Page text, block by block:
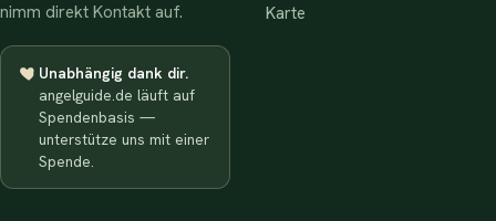
nimm direkt Kontakt auf.
Unabhängig dank dir.
angelguide.de läuft auf
Spendenbasis —
unterstütze uns mit einer
Spende.
Karte